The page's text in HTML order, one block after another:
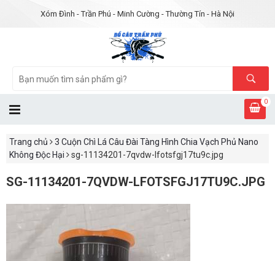
Xóm Đình - Trần Phú - Minh Cường - Thường Tín - Hà Nội
0
Trang chủ
3 Cuộn Chì Lá Câu Đài Tàng Hình Chia Vạch Phủ Nano
Không Độc Hại
sg-11134201-7qvdw-lfotsfgj17tu9c.jpg
SG-11134201-7QVDW-LFOTSFGJ17TU9C.JPG